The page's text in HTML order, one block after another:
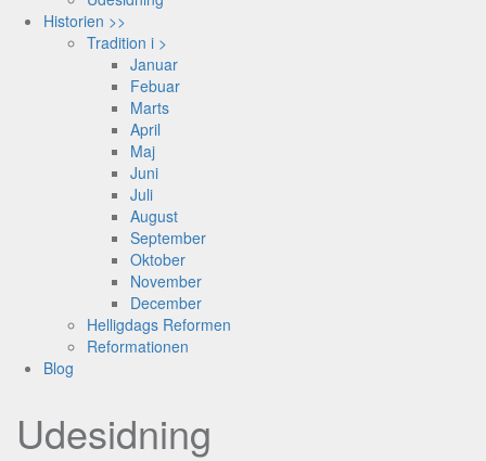
Historien >>
Tradition i >
Januar
Febuar
Marts
April
Maj
Juni
Juli
August
September
Oktober
November
December
Helligdags Reformen
Reformationen
Blog
Udesidning